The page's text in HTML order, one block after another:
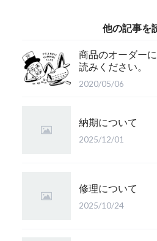
他の記事を
商品のオーダー
読みください。
2020/05/06
納期について
2025/12/01
修理について
2025/10/24